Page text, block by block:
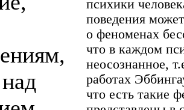
психики
поведения
о феноменах
что в каждом
неосознанное,
работах
что есть такие